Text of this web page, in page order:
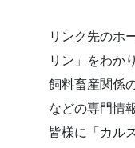
リンク先のホ
リン」をわか
飼料畜産関係
などの専門情
皆様に「カル